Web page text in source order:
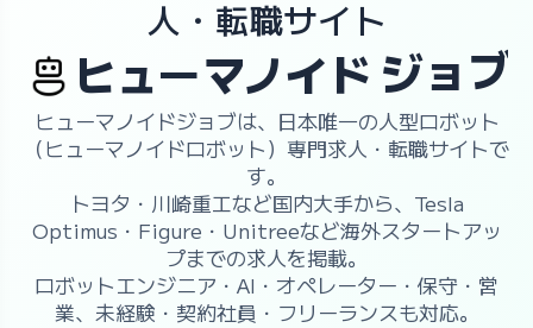
人・転職サイト
ヒューマノイド ジョブ
ヒューマノイドジョブは、日本唯一の人型ロボット
（ヒューマノイドロボット）専門求人・転職サイトで
す。
トヨタ・川崎重工など国内大手から、Tesla
Optimus・Figure・Unitreeなど海外スタートアッ
プまでの求人を掲載。
ロボットエンジニア・AI・オペレーター・保守・営
業、未経験・契約社員・フリーランスも対応。